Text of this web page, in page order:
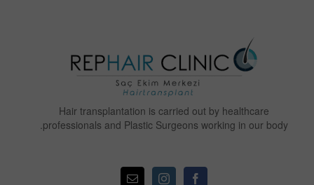
Hair transplantation is carried out by healthcare
professionals and Plastic Surgeons working in our body.